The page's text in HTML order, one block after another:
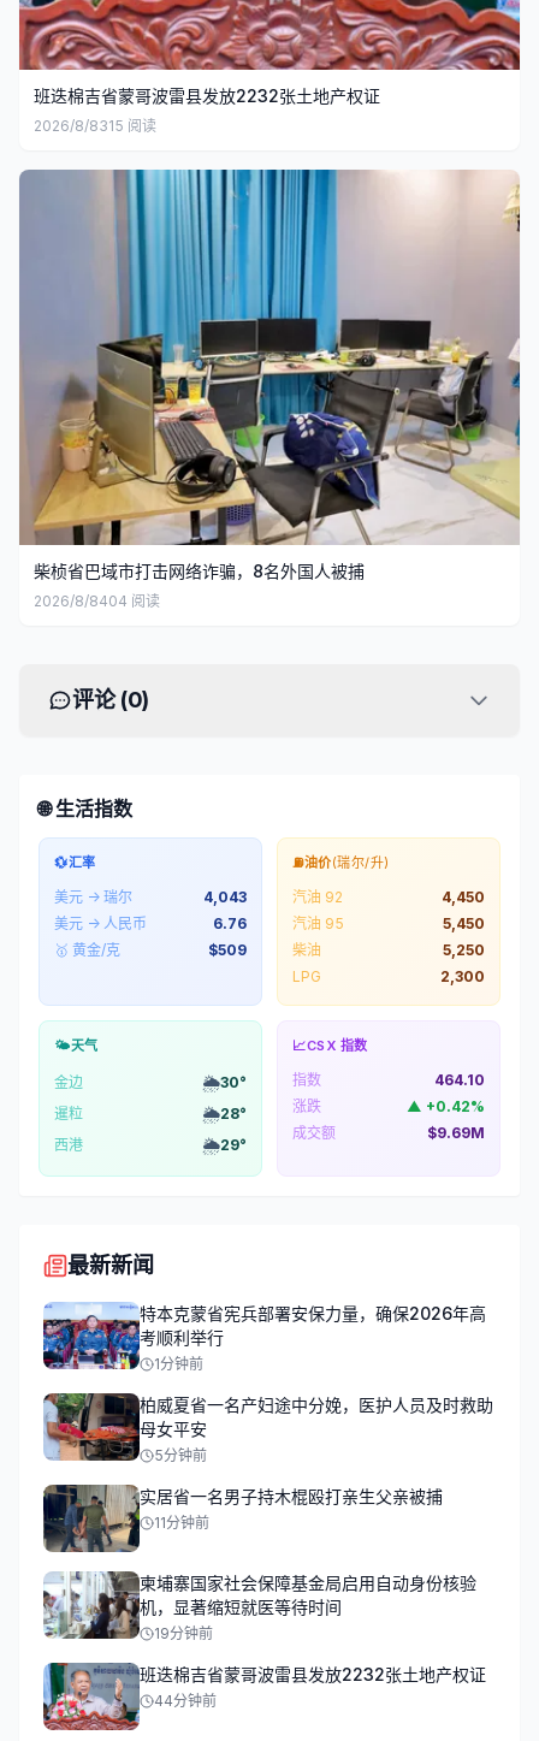
班迭棉吉省蒙哥波雷县发放2232张土地产权证
2026/8/8315 阅读
柴桢省巴域市打击网络诈骗，8名外国人被捕
2026/8/8404 阅读
评论 (0)
🌐 生活指数
💱汇率
美元 → 瑞尔
4,043
美元 → 人民币
6.76
🥇 黄金/克
$509
⛽油价(瑞尔/升)
汽油 92
4,450
汽油 95
5,450
柴油
5,250
LPG
2,300
🌤️天气
金边 🌦️30°
暹粒
🌦️28°
西港
🌦️29°
📈CSX 指数
指数
464.10
涨跌
▲ +0.42%
成交额
$9.69M
最新新闻
特本克蒙省宪兵部署安保力量，确保2026年高
考顺利举行
1分钟前
柏威夏省一名产妇途中分娩，医护人员及时救助
母女平安
5分钟前
实居省一名男子持木棍殴打亲生父亲被捕
11分钟前
柬埔寨国家社会保障基金局启用自动身份核验
机，显著缩短就医等待时间
19分钟前
班迭棉吉省蒙哥波雷县发放2232张土地产权证
44分钟前